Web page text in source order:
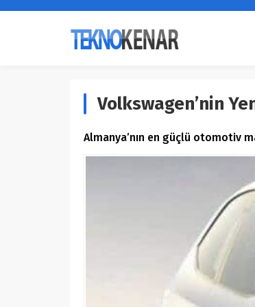
Volkswagen’nin
Almanya’nın en güçlü otomotiv